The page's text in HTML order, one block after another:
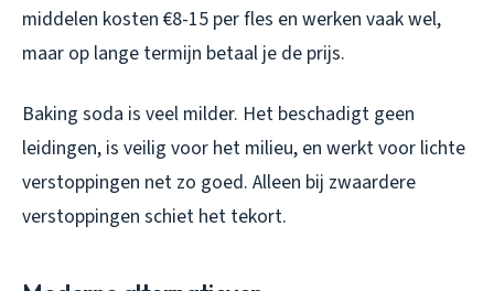
middelen kosten €8-15 per fles en werken vaak wel,
maar op lange termijn betaal je de prijs.
Baking soda is veel milder. Het beschadigt geen
leidingen, is veilig voor het milieu, en werkt voor lichte
verstoppingen net zo goed. Alleen bij zwaardere
verstoppingen schiet het tekort.